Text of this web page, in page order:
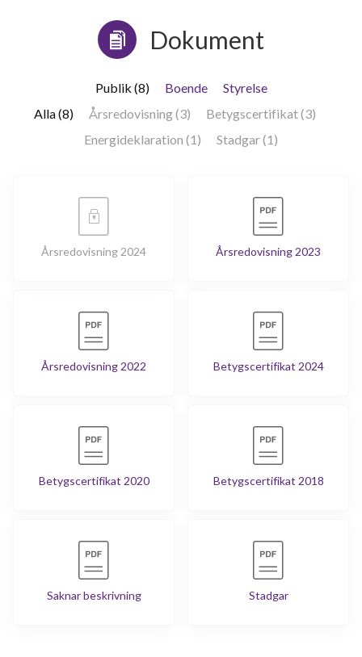
Dokument
Publik (8) Boende
Styrelse
Alla (8)
Årsredovisning (3)
Betygscertifikat (3)
Energideklaration (1)
Stadgar (1)
Årsredovisning 2024 Årsredovisning 2023
Årsredovisning 2022 Betygscertifikat 2024
Betygscertifikat 2020 Betygscertifikat 2018
Saknar beskrivning Stadgar